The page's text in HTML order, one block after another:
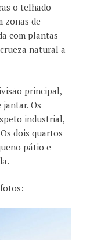
o telhado
zonas de
com plantas
natural a
principal,
jantar. Os
industrial,
dois quartos
pátio e